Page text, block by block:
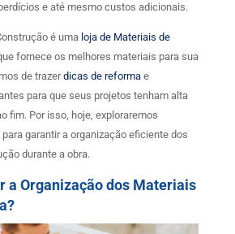
e até mesmo custos adicionais.
é uma loja de Materiais de
fornece os melhores materiais para sua
de trazerdicas de reformae
para que seus projetos tenham alta
fim. Por isso, hoje, exploraremos
garantir a organização eficiente dos
durante a obra.
a Organização dos Materiais